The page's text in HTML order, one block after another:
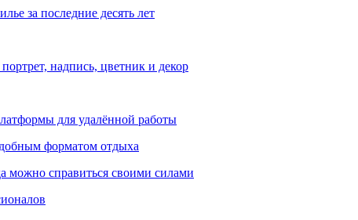
за последние десять лет
надпись, цветник и декор
для удалённой работы
форматом отдыха
можно справиться своими силами